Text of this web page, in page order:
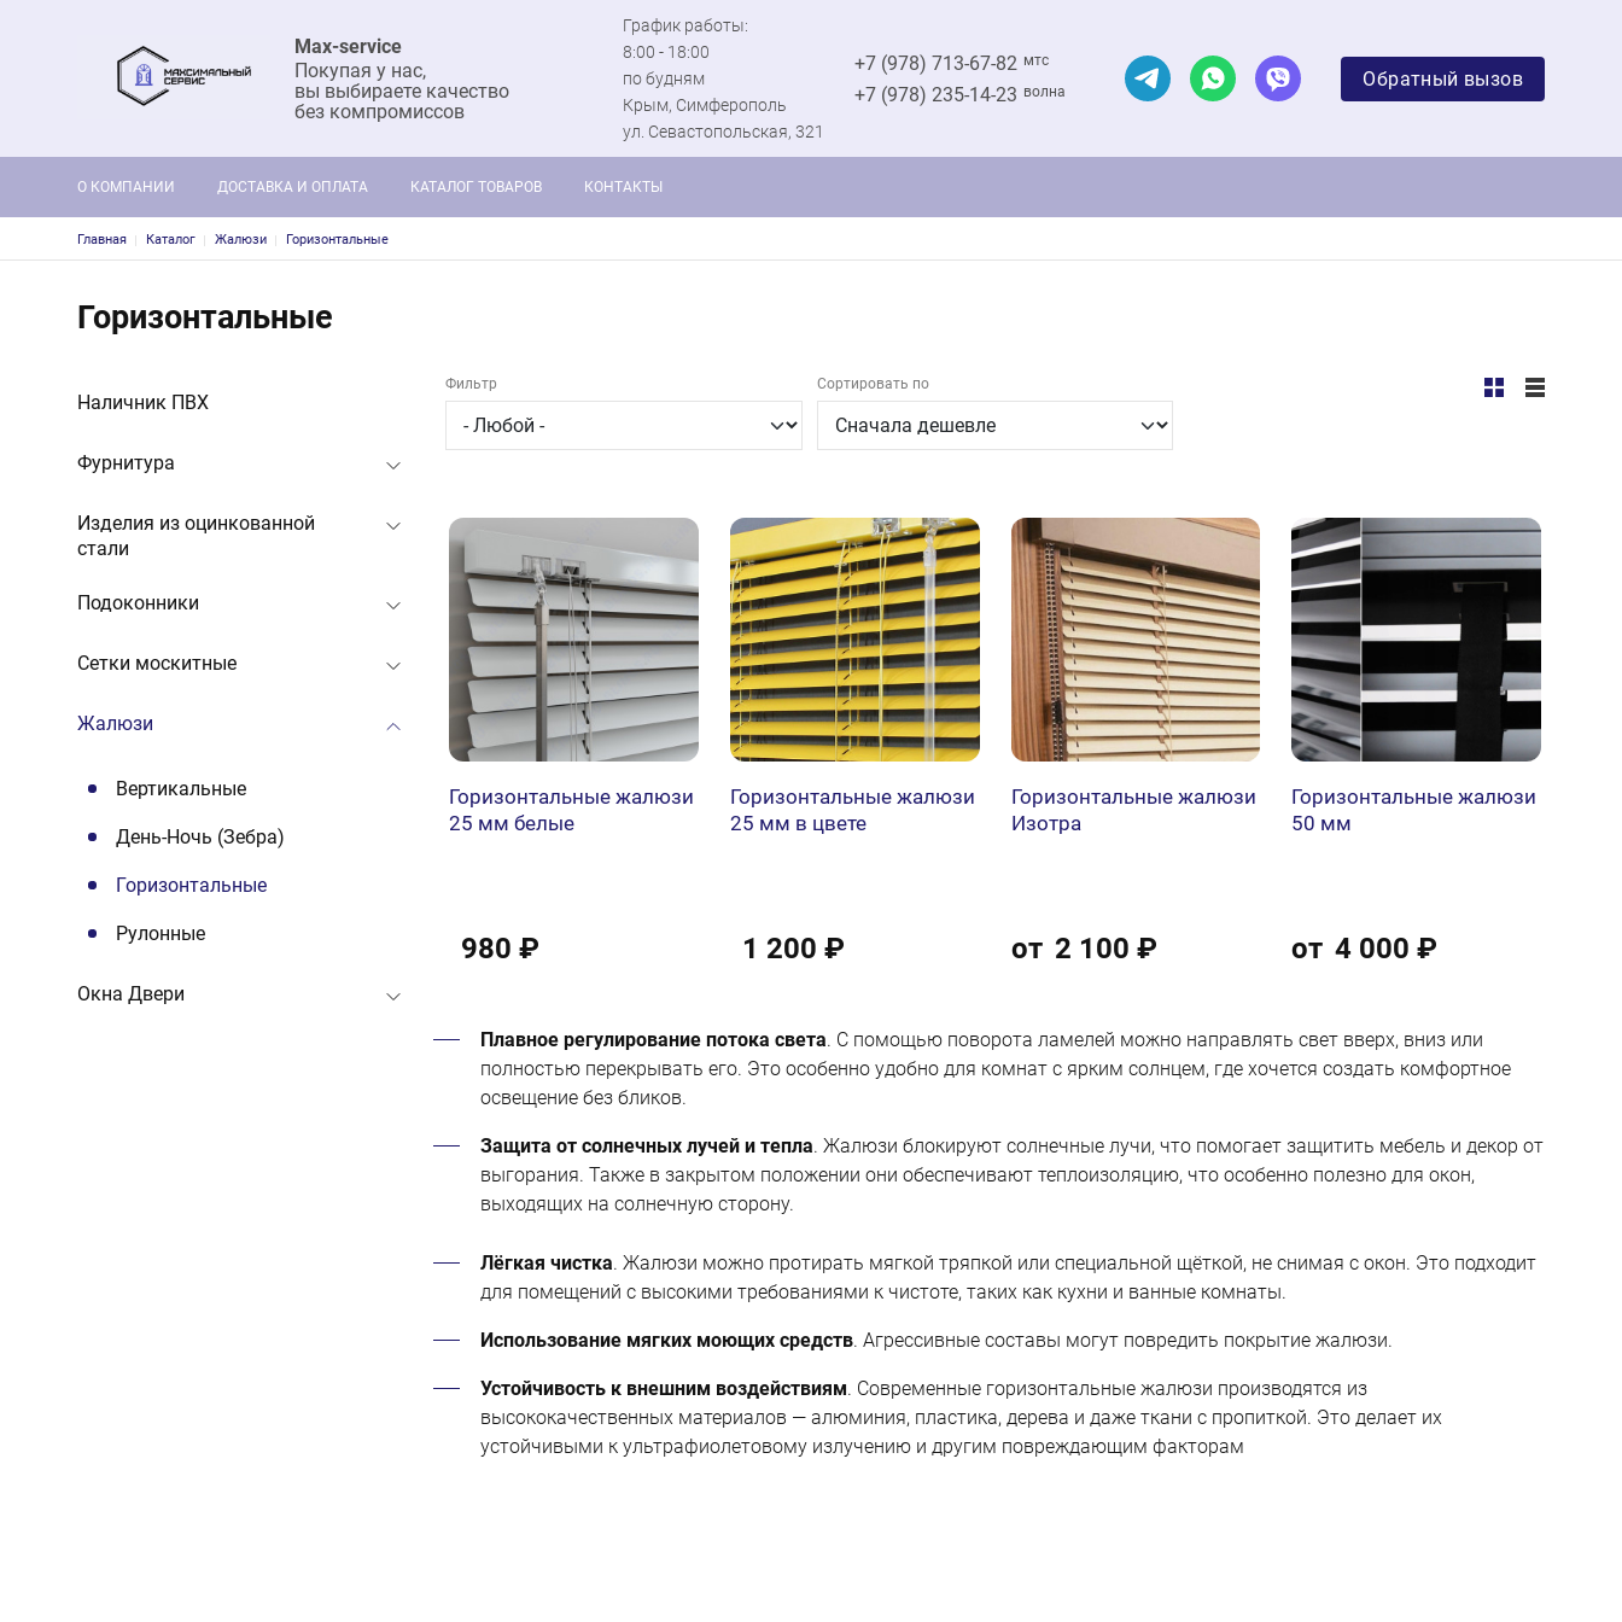
Max-service
Покупая у нас,
вы выбираете качество
без компромиссов
График работы:
8:00 - 18:00
по будням
Крым, Симферополь
ул. Севастопольская, 321
+7 (978) 713-67-82 мтс
+7 (978) 235-14-23 волна
Обратный вызов
Основная навигация
О КОМПАНИИ ДОСТАВКА И ОПЛАТА КАТАЛОГ ТОВАРОВ КОНТАКТЫ
Строка навигации
Главная Каталог Жалюзи Горизонтальные
Горизонтальные
Наличник ПВХ
Фурнитура
Изделия из оцинкованной
стали
Подоконники
Сетки москитные
Жалюзи
Вертикальные
День-Ночь (Зебра)
Горизонтальные
Рулонные
Окна Двери
Фильтр Сортировать по
Горизонтальные жалюзи
25 мм белые
980 ₽
Горизонтальные жалюзи
25 мм в цвете
1 200 ₽
Горизонтальные жалюзи
Изотра
от 2 100 ₽
Горизонтальные жалюзи
50 мм
от 4 000 ₽
Плавное регулирование потока света. С помощью поворота ламелей можно направлять свет вверх, вниз или
полностью перекрывать его. Это особенно удобно для комнат с ярким солнцем, где хочется создать комфортное
освещение без бликов.
Защита от солнечных лучей и тепла. Жалюзи блокируют солнечные лучи, что помогает защитить мебель и декор от
выгорания. Также в закрытом положении они обеспечивают теплоизоляцию, что особенно полезно для окон,
выходящих на солнечную сторону.
Лёгкая чистка. Жалюзи можно протирать мягкой тряпкой или специальной щёткой, не снимая с окон. Это подходит
для помещений с высокими требованиями к чистоте, таких как кухни и ванные комнаты.
Использование мягких моющих средств. Агрессивные составы могут повредить покрытие жалюзи.
Устойчивость к внешним воздействиям. Современные горизонтальные жалюзи производятся из
высококачественных материалов — алюминия, пластика, дерева и даже ткани с пропиткой. Это делает их
устойчивыми к ультрафиолетовому излучению и другим повреждающим факторам